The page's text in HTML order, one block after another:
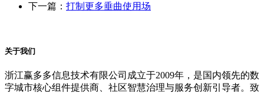
下一篇： 打制更多垂曲使用场
关于我们
浙江赢多多信息技术有限公司成立于2009年，是国内领先的数
字城市核心组件提供商、社区智慧治理与服务创新引导者。致